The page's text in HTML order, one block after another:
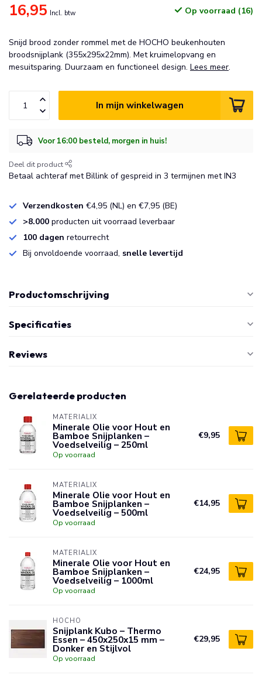
16,95 Incl. btw Op voorraad (16)
Snijd brood zonder rommel met de HOCHO beukenhouten
broodsnijplank (355x295x22mm). Met kruimelopvang en
mesuitsparing. Duurzaam en functioneel design. Lees meer.
In mijn winkelwagen
Voor 16:00 besteld, morgen in huis!
Deel dit product
Betaal achteraf met Billink of gespreid in 3 termijnen met IN3
Verzendkosten €4,95 (NL) en €7,95 (BE)
>8.000 producten uit voorraad leverbaar
100 dagen retourrecht
Bij onvoldoende voorraad, snelle levertijd
Productomschrijving
Specificaties
Reviews
Gerelateerde producten
MATERIALIX
Minerale Olie voor Hout en
Bamboe Snijplanken –
Voedselveilig – 250ml
Op voorraad
€9,95
MATERIALIX
Minerale Olie voor Hout en
Bamboe Snijplanken –
Voedselveilig – 500ml
Op voorraad
€14,95
MATERIALIX
Minerale Olie voor Hout en
Bamboe Snijplanken –
Voedselveilig – 1000ml
Op voorraad
€24,95
HOCHO
Snijplank Kubo – Thermo
Essen – 450x250x15 mm –
Donker en Stijlvol
Op voorraad
€29,95